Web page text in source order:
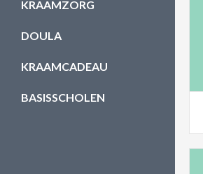
KRAAMZORG
DOULA
KRAAMCADEAU
BASISSCHOLEN